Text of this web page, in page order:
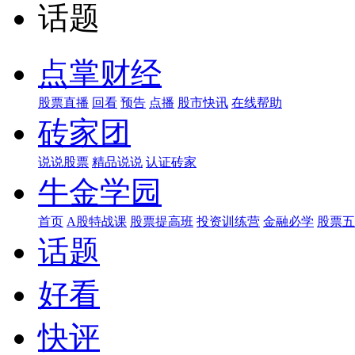
话题
点掌财经
股票直播 回看 预告 点播 股市快讯 在线帮助
砖家团
说说股票 精品说说 认证砖家
牛金学园
首页 A股特战课 股票提高班 投资训练营 金融必学 股票
话题
好看
快评